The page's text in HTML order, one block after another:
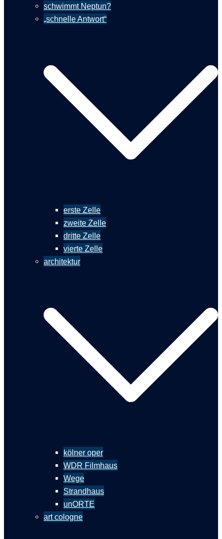
schwimmt Neptun?
„schnelle Antwort“
erste Zelle
zweite Zelle
dritte Zelle
vierte Zelle
architektur
kölner oper
WDR Filmhaus
Wege
Strandhaus
unORTE
art cologne